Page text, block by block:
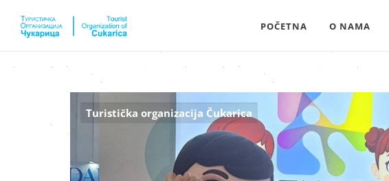
POČETNA O NAMA
Turistička organizacija Čukarica